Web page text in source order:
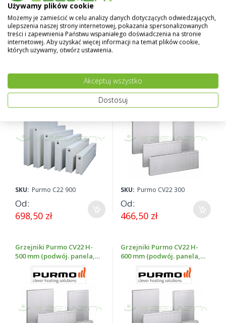
SKU: Purmo C22 550
Od
499,50 zł
SKU: Purmo C22 600
Od
494,50 zł
Grzejniki Purmo C22 H-900
mm (podwój. panela, podł.
boczne, wys. 900 mm)
SKU: Purmo C22 900
Od
698,50 zł
Grzejniki Purmo CV22 H-
300 mm (podwój. panela,
podł. dolne, wys. 300 mm)
SKU: Purmo CV22 300
Od
466,50 zł
Grzejniki Purmo CV22 H-
500 mm (podwój. panela,
podł. dolne, wys. 500 mm)
Grzejniki Purmo CV22 H-
600 mm (podwój. panela,
podł. dolne, wys. 600 mm)
Używamy plików cookie
Możemy je zamieścić w celu analizy danych dotyczących odwiedzających,
ulepszenia naszej strony internetowej, pokazania spersonalizowanych
treści i zapewnienia Państwu wspaniałego doświadczenia na stronie
internetowej. Aby uzyskać więcej informacji na temat plików cookie,
których używamy, otwórz ustawienia.
Akceptuj wszystko
Dostosuj